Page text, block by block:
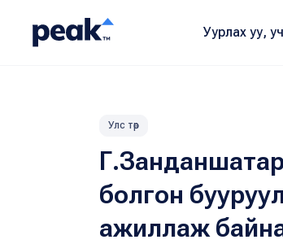
Уурлах уу,
Улс төр
болгон
ажиллаж